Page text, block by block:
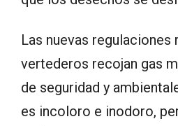
Las nuevas regulaciones
vertederos recojan gas
de seguridad y
es incoloro e inodoro,